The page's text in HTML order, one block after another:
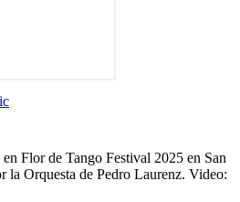
Flor de Tango Festival 2025 en San
Orquesta de Pedro Laurenz. Video: